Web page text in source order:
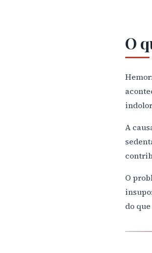
O
A
O
do